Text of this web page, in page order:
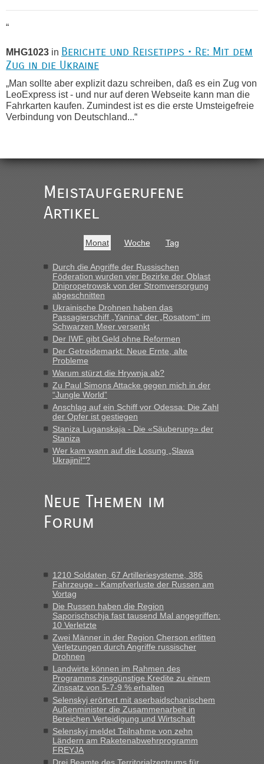
“
MHG1023 in Berichte und Reisetipps • Re: Mit dem
Zug in die Ukraine
„Man sollte aber explizit dazu schreiben, daß es ein Zug von
LeoExpress ist - und nur auf deren Webseite kann man die
Fahrkarten kaufen. Zumindest ist es die erste Umsteigefreie
Verbindung von Deutschland...“
gab es keine Probleme“
inRecht, Visa und Dokumente • Re: Seit
Anfang des Jahres haben die Zollbeamten
Verstöße im Wert von fast 11 Milliarden
„Am besten wäre natürlich, wenn die Frau mit dabei ist.
Alleinreisende Männer stehen schließlich immer unter
Recht, Visa und Dokumente • Re: Seit
Anfang des Jahres haben die Zollbeamten
Verstöße im Wert von fast 11 Milliarden
aufgedeckt
„Kein Zoll. Du musst an sich nur sagen dass das privat ist
und du nicht damit handeln willst. So lange das nicht
Originalverpackt ist und ersichlich das nicht neu sollte es
keine Probleme geben“
Recht, Visa und Dokumente • Deklaration
gebrauchter Kleidung beim Zoll
„Hallo Leute, ich weiß nicht, ob ich hier richtig bin mit meiner
mitnehmen. Es ist gebrauchte Kleidung...“
Berichte und Reisetipps • Re: An welchem
15.6. in Krakovets rüber. Sehr zeitig los gegen 5 Uhr in der
Früh. Mit sehr sehr wenig Verkehr, super bis zur Grenze. Nur
8 PKW vor der Schranke....“
Berichte und Reisetipps • Re: An welchem
Grenzübergang zwischen Polen und der Ukraine
geht es am schnellsten?
„Gestern 6 Stunden warten vor der Grenze Richtung Polen
in Krakowez mit dem Kleinbus. Abfertigung ging dann
schnell da auch Passagiere mit EU-Pass dabei waren“
Bernd D-UAinBerichte und Reisetipps • Re: An
welchem Grenzübergang zwischen Polen und
der Ukraine geht es am schnellsten?
„Bin am Montag 15.6.26 um 8 Uhr in Urgyniw ausgereist,
Meistaufgerufene
Artikel
Monat Woche Tag
Durch die Angriffe der Russischen
Föderation wurden vier Bezirke der Oblast
Dnipropetrowsk von der Stromversorgung
abgeschnitten
Ukrainische Drohnen haben das
Passagierschiff „Yanina“ der „Rosatom“ im
Schwarzen Meer versenkt
Der IWF gibt Geld ohne Reformen
Der Getreidemarkt: Neue Ernte, alte
Probleme
Warum stürzt die Hrywnja ab?
Zu Paul Simons Attacke gegen mich in der
“Jungle World”
Anschlag auf ein Schiff vor Odessa: Die Zahl
der Opfer ist gestiegen
Staniza Luganskaja - Die «Säuberung» der
Staniza
Wer kam wann auf die Losung „Slawa
Ukrajini!“?
Neue Themen im
Forum
1210 Soldaten, 67 Artilleriesysteme, 386
Fahrzeuge - Kampfverluste der Russen am
Vortag
Die Russen haben die Region
Saporischschja fast tausend Mal angegriffen:
10 Verletzte
Zwei Männer in der Region Cherson erlitten
Verletzungen durch Angriffe russischer
Drohnen
Landwirte können im Rahmen des
Programms zinsgünstige Kredite zu einem
Zinssatz von 5-7-9 % erhalten
Selenskyj erörtert mit aserbaidschanischem
Außenminister die Zusammenarbeit in
Bereichen Verteidigung und Wirtschaft
Selenskyj meldet Teilnahme von zehn
Ländern am Raketenabwehrprogramm
FREYJA